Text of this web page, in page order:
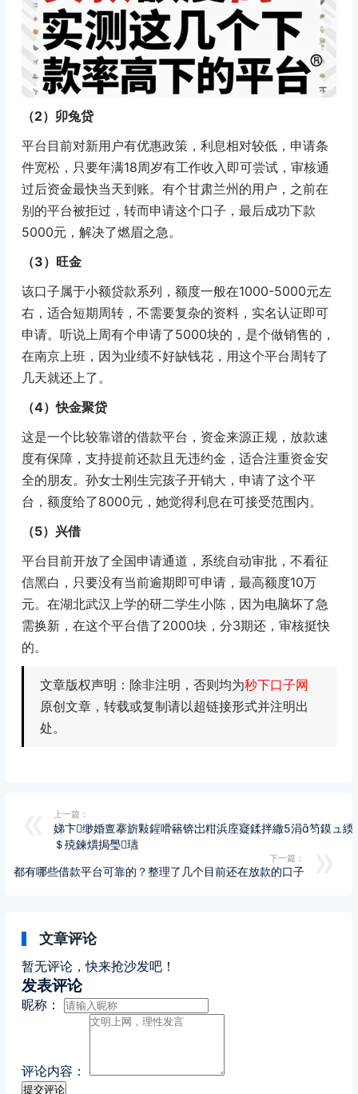
（2）卯兔贷
平台目前对新用户有优惠政策，利息相对较低，申请条
件宽松，只要年满18周岁有工作收入即可尝试，审核通
过后资金最快当天到账。有个甘肃兰州的用户，之前在
别的平台被拒过，转而申请这个口子，最后成功下款
5000元，解决了燃眉之急。
（3）旺金
该口子属于小额贷款系列，额度一般在1000-5000元左
右，适合短期周转，不需要复杂的资料，实名认证即可
申请。听说上周有个申请了5000块的，是个做销售的，
在南京上班，因为业绩不好缺钱花，用这个平台周转了
几天就还上了。
（4）快金聚贷
这是一个比较靠谱的借款平台，资金来源正规，放款速
度有保障，支持提前还款且无违约金，适合注重资金安
全的朋友。孙女士刚生完孩子开销大，申请了这个平
台，额度给了8000元，她觉得利息在可接受范围内。
（5）兴借
平台目前开放了全国申请通道，系统自动审批，不看征
信黑白，只要没有当前逾期即可申请，最高额度10万
元。在湖北武汉上学的研二学生小陈，因为电脑坏了急
需换新，在这个平台借了2000块，分3期还，审核挺快
的。
文章版权声明：除非注明，否则均为秒下口子网
原创文章，转载或复制请以超链接形式并注明出
处。
上一篇：
娣卞缈婚亶搴旂敤鍟嗗簵锛岀粓浜庢寲鍒拌繖5涓笉鏌ュ緛
＄殑鍊熼挶璺瓙
下一篇：
都有哪些借款平台可靠的？整理了几个目前还在放款的口子
文章评论
暂无评论，快来抢沙发吧！
发表评论
昵称：
评论内容：